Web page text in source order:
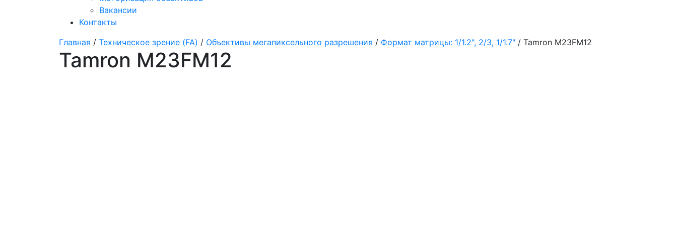
Вакансии
Контакты
Главная / Техническое зрение (FA) / Объективы мегапиксельного разрешения / Формат матрицы: 1/1.2", 2/3, 1/1.7" / Tamron M23FM12
Tamron M23FM12